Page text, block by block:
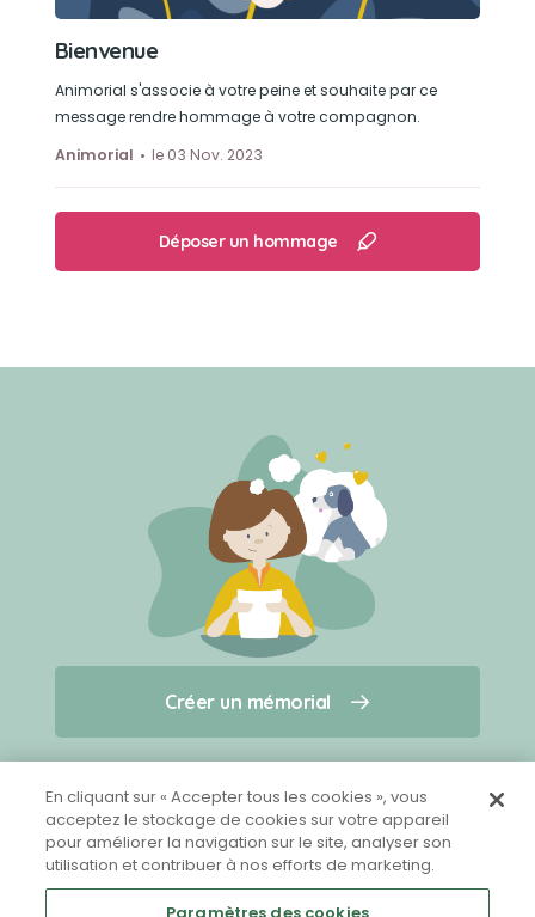
Créer un mémorial
Qui sommes-nous ?
Nous contacter
Partager sur Facebook
Bienvenue
Animorial s'associe à votre peine et souhaite par ce
message rendre hommage à votre compagnon.
Animorial
le 03 Nov. 2023
Déposer un hommage
Créer un mémorial
En cliquant sur « Accepter tous les cookies », vous
acceptez le stockage de cookies sur votre appareil
pour améliorer la navigation sur le site, analyser son
utilisation et contribuer à nos efforts de marketing.